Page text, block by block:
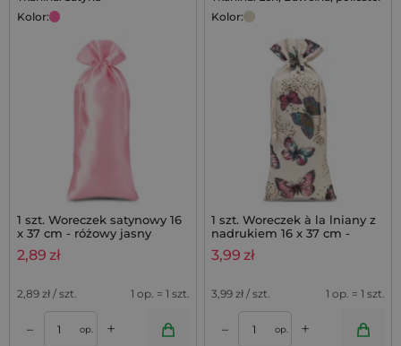
Kolor:
1 szt. Woreczek satynowy 16
x 37 cm - różowy jasny
2,89 zł
2,89 zł / szt. 1 op. = 1 szt.
– op. +
Kolor:
1 szt. Woreczek à la lniany z
nadrukiem 16 x 37 cm -
naturalne / motyl
3,99 zł
3,99 zł / szt. 1 op. = 1 szt.
– op. +